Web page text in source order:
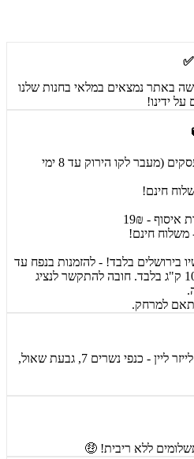
באתר נמצאים במלאי בחנות שלנו
על ידינו!
משלוח עד הבית 1-5 ימי עסקים (מעבר לקו הירוק עד 8 ימי
- 19₪
בירושלים בלבד! - להזמנות בנפח עד
40X40X40 ס"מ ומשקל 10 ק"ג בלבד. חובה להתקשר לנציג
למרחק.
איסוף עצמי מהחנות שלנו לייזר ליין - כנפי נשרים 7, גבעת שאול,